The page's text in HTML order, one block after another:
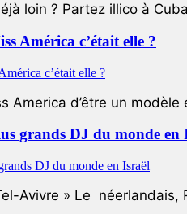
loin ? Partez illico à
América c’était elle ?
America d’être un
grands DJ du monde en
Avivre » Le